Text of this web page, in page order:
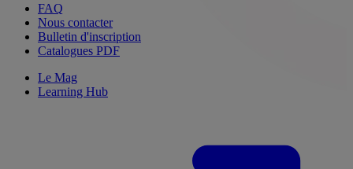
FAQ
Nous contacter
Bulletin d'inscription
Catalogues PDF
Le Mag
Learning Hub